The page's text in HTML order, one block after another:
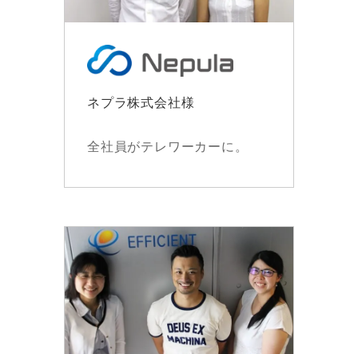
ネプラ株式会社様
全社員がテレワーカーに。